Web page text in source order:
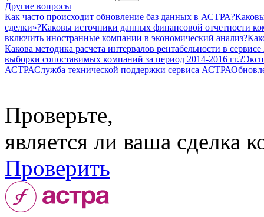
Другие вопросы
Как часто происходит обновление баз данных в АСТРА?
сделки»?Каковы источники данных финансовой отчетности
включить иностранные компании в экономический анализ?
Какова методика расчета интервалов рентабельности в
выборки сопоставимых компаний за период 2014-2016 гг.?
АСТРАСлужба технической поддержки сервиса АСТРА
Проверьте,
является ли ваша сделка
Проверить